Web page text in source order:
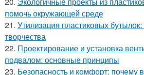
помочь окружающей среде
21. Утилизация пластиковых
творчества
22. Проектирование и установка
подвалом: основные принципы
23. Безопасность и комфорт: почему